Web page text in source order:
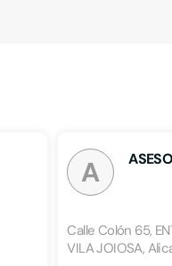
A
Calle Colón 65,
VILA JOIOSA,